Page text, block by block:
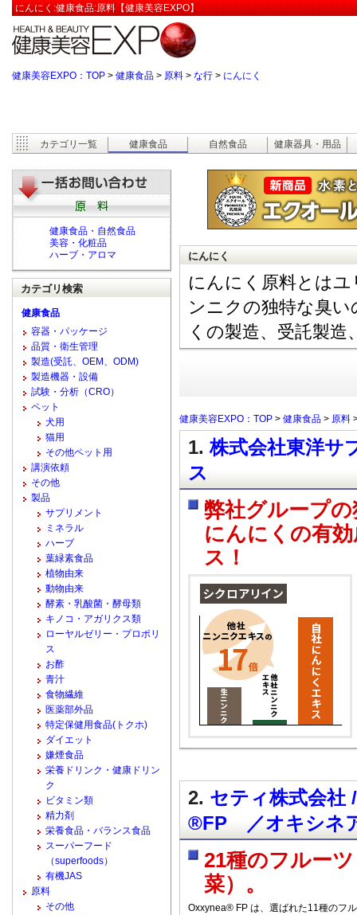
にんにく:健康食品:原料【健康美容EXPO】
健康美容EXPO：TOP > 健康食品 > 原料 > な行 > にんにく
カテゴリ一覧 健康食品 自然食品 健康器具・用品
にんにく
にんにく原料とは
ンニクの独特な臭
くの製造、受託製
健康美容EXPO：TOP > 健康食品 > 原料
1.株式会社東洋サ
ス
弊社グループ
にんにくの有
ス！
2. セティ株式会
®FP ／オキシネ
21種のフルー
菜）。
Oxxynea® FP は、選ばれた11種のフ
健康食品・自然食品
美容・化粧品
ハーブ・アロマ
カテゴリ検索
健康食品
容器・パッケージ
品質・衛生管理
製造(受託、OEM、ODM)
製造機器・設備
試験・分析（CRO）
ペット
犬用
猫用
その他ペット用
講演依頼
その他
製品
サプリメント
ミネラル
ハーブ
葉緑素食品
植物由来
動物由来
酵素・乳酸菌・酵母類
キノコ・アガリクス類
ローヤルゼリー・プロポリ
ス
お酢
青汁
食物繊維
医薬部外品
特定保健用食品(トクホ)
ダイエット
嫌煙食品
栄養ドリンク・健康ドリン
ク
ビタミン類
精力剤
栄養食品・バランス食品
スーパーフード
（superfoods）
有機JAS
原料
その他